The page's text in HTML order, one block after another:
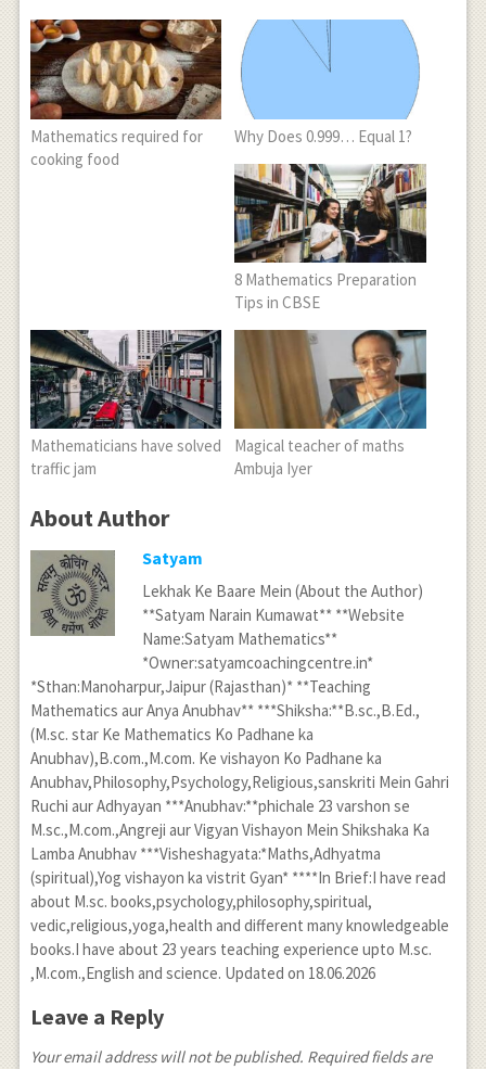
Mathematics required for
cooking food
Why Does 0.999… Equal 1?
8 Mathematics Preparation
Tips in CBSE
Mathematicians have solved
traffic jam
Magical teacher of maths
Ambuja Iyer
About Author
Satyam
Lekhak Ke Baare Mein (About the Author)
**Satyam Narain Kumawat** **Website
Name:Satyam Mathematics**
*Owner:satyamcoachingcentre.in*
*Sthan:Manoharpur,Jaipur (Rajasthan)* **Teaching
Mathematics aur Anya Anubhav** ***Shiksha:**B.sc.,B.Ed.,
(M.sc. star Ke Mathematics Ko Padhane ka
Anubhav),B.com.,M.com. Ke vishayon Ko Padhane ka
Anubhav,Philosophy,Psychology,Religious,sanskriti Mein Gahri
Ruchi aur Adhyayan ***Anubhav:**phichale 23 varshon se
M.sc.,M.com.,Angreji aur Vigyan Vishayon Mein Shikshaka Ka
Lamba Anubhav ***Visheshagyata:*Maths,Adhyatma
(spiritual),Yog vishayon ka vistrit Gyan* ****In Brief:I have read
about M.sc. books,psychology,philosophy,spiritual,
vedic,religious,yoga,health and different many knowledgeable
books.I have about 23 years teaching experience upto M.sc.
,M.com.,English and science. Updated on 18.06.2026
Leave a Reply
Your email address will not be published. Required fields are